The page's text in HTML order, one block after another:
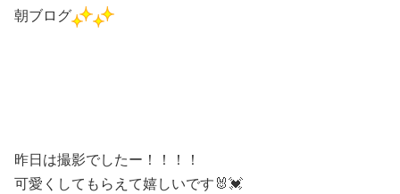
朝ブログ
昨日は撮影でしたー！！！！
可愛くしてもらえて嬉しいです🐰💓